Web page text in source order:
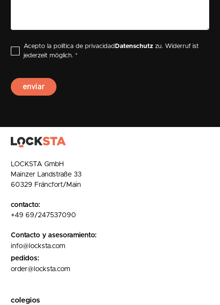
Acepto la política de privacidad Datenschutz zu. Widerruf ist
jederzeit möglich. *
LOCKSTA GmbH
Mainzer Landstraße 33
60329 Fráncfort/Main
contacto:
+49 69/247537090
Contacto y asesoramiento:
info@locksta.com
pedidos:
order@locksta.com
colegios